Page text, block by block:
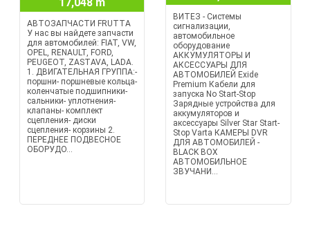
АВТОЗАПЧАСТИ FRUTTA
У нас вы найдете запчасти
для автомобилей: FIAT, VW,
OPEL, RENAULT, FORD,
PEUGEOT, ZASTAVA, LADA.
1. ДВИГАТЕЛЬНАЯ ГРУППА:-
поршни- поршневые кольца-
коленчатые подшипники-
сальники- уплотнения-
клапаны- комплект
сцепления- диски
сцепления- корзины 2.
ПЕРЕДНЕЕ ПОДВЕСНОЕ
ОБОРУДО...
ВИТЕЗ - Системы
сигнализации,
автомобильное
оборудование
АККУМУЛЯТОРЫ И
АКСЕССУАРЫ ДЛЯ
АВТОМОБИЛЕЙ Exide
Premium Кабели для
запуска No Start-Stop
Зарядные устройства для
аккумуляторов и
аксессуары Silver Star Start-
Stop Varta КАМЕРЫ DVR
ДЛЯ АВТОМОБИЛЕЙ -
BLACK BOX
АВТОМОБИЛЬНОЕ
ЗВУЧАНИ...